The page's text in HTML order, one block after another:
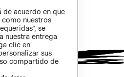
de acuerdo en que
nuestros
se
nuestra entrega
clic en
sus
compartido de